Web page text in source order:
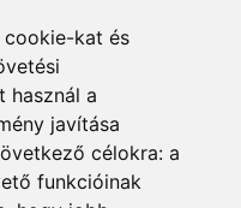
cookie-kat és
használ a
javítása
célokra: a
funkcióinak